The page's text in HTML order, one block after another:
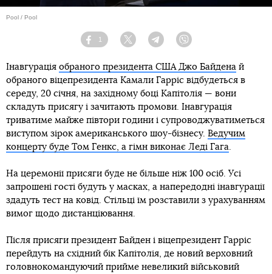
Pool / Pool
Facebook
1
Twitter TelegramViber
Інавгурація обраного президента США Джо Байдена й
обраного віцепрезидента Камали Гарріс відбудеться в
середу, 20 січня, на західному боці Капітолія — вони
складуть присягу і зачитають промови. Інавгурація
триватиме майже півтори години і супроводжуватиметься
виступом зірок американського шоу-бізнесу. Ведучим
концерту буде Том Генкс, а гімн виконає Леді Гага.
На церемонії присяги буде не більше ніж 100 осіб. Усі
запрошені гості будуть у масках, а напередодні інавгурації
здадуть тест на ковід. Стільці їм розставили з урахуванням
вимог щодо дистанціювання.
Після присяги президент Байден і віцепрезидент Гарріс
перейдуть на східний бік Капітолія, де новий верховний
головнокомандуючий прийме невеликий військовий